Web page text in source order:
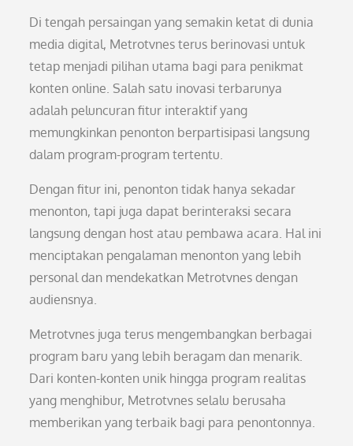
Di tengah persaingan yang semakin ketat di dunia
media digital, Metrotvnes terus berinovasi untuk
tetap menjadi pilihan utama bagi para penikmat
konten online. Salah satu inovasi terbarunya
adalah peluncuran fitur interaktif yang
memungkinkan penonton berpartisipasi langsung
dalam program-program tertentu.
Dengan fitur ini, penonton tidak hanya sekadar
menonton, tapi juga dapat berinteraksi secara
langsung dengan host atau pembawa acara. Hal ini
menciptakan pengalaman menonton yang lebih
personal dan mendekatkan Metrotvnes dengan
audiensnya.
Metrotvnes juga terus mengembangkan berbagai
program baru yang lebih beragam dan menarik.
Dari konten-konten unik hingga program realitas
yang menghibur, Metrotvnes selalu berusaha
memberikan yang terbaik bagi para penontonnya.